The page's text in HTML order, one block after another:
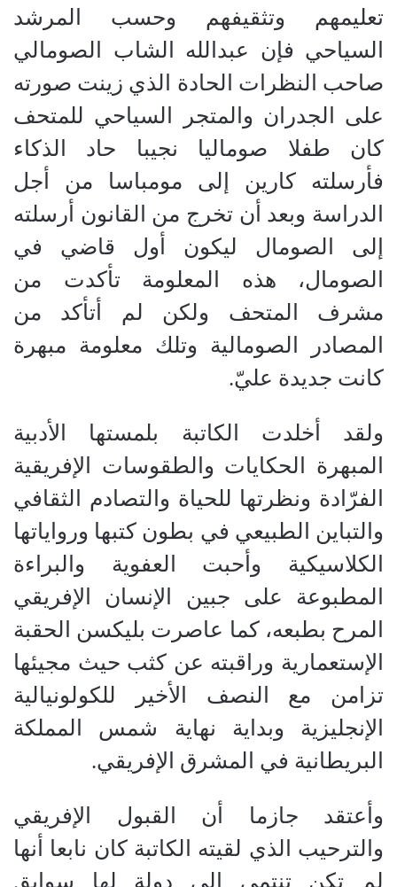
تعليمهم وتثقيفهم وحسب المرشد
السياحي فإن عبدالله الشاب الصومالي
صاحب النظرات الحادة الذي زينت صورته
على الجدران والمتجر السياحي للمتحف
كان طفلا صوماليا نجيبا حاد الذكاء
فأرسلته كارين إلى مومباسا من أجل
الدراسة وبعد أن تخرج من القانون أرسلته
إلى الصومال ليكون أول قاضي في
الصومال، هذه المعلومة تأكدت من
مشرف المتحف ولكن لم أتأكد من
المصادر الصومالية وتلك معلومة مبهرة
كانت جديدة عليّ.
ولقد أخلدت الكاتبة بلمستها الأدبية
المبهرة الحكايات والطقوسات الإفريقية
الفرّادة ونظرتها للحياة والتصادم الثقافي
والتباين الطبيعي في بطون كتبها ورواياتها
الكلاسيكية وأحبت العفوية والبراءة
المطبوعة على جبين الإنسان الإفريقي
المرح بطبعه، كما عاصرت بليكسن الحقبة
الإستعمارية وراقبته عن كثب حيث مجيئها
تزامن مع النصف الأخير للكولونيالية
الإنجليزية وبداية نهاية شمس المملكة
البريطانية في المشرق الإفريقي.
وأعتقد جازما أن القبول الإفريقي
والترحيب الذي لقيته الكاتبة كان نابعا أنها
لم تكن تنتمي إلى دولة لها سوابق